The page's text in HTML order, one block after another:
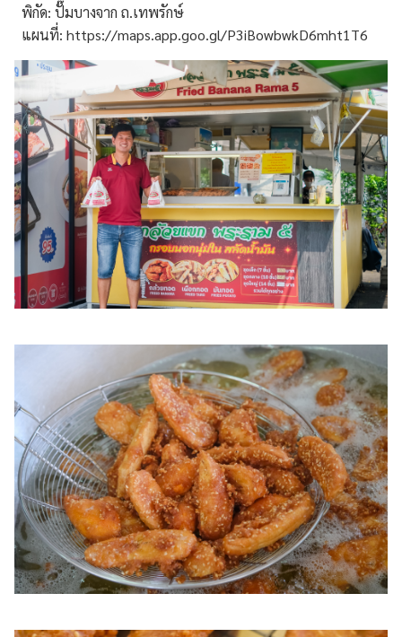
พิกัด: ปั๊มบางจาก ถ.เทพรักษ์
แผนที่: https://maps.app.goo.gl/P3iBowbwkD6mht1T6